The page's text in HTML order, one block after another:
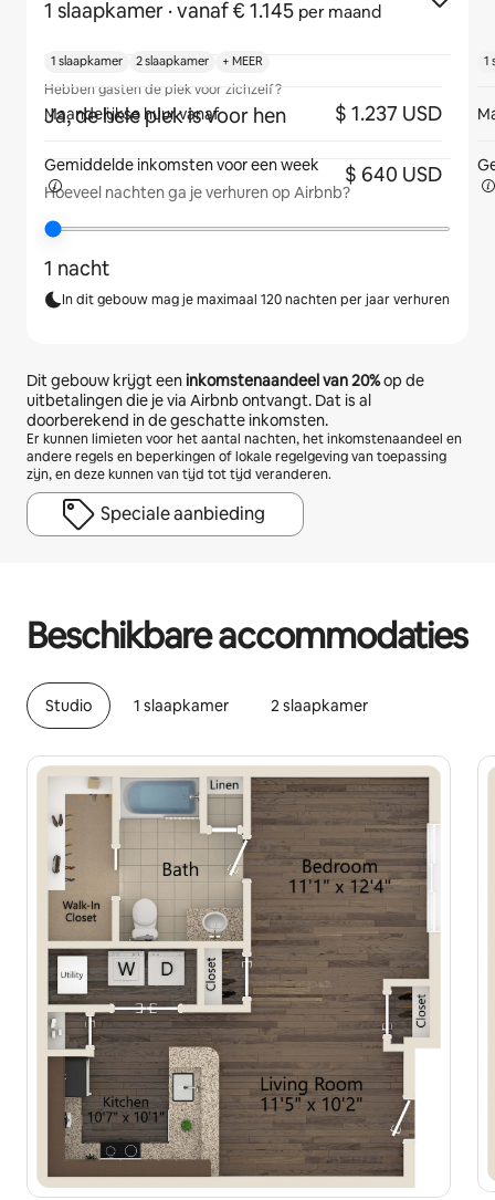
1 slaapkamer · vanaf € 1.145 per maand
Hebben gasten de plek voor zichzelf?
Ja, de hele plek is voor hen
Hoeveel nachten ga je verhuren op Airbnb?
1 nacht
In dit gebouw mag je maximaal 120 nachten per jaar verhuren
Dit gebouw krijgt eeninkomstenaandeel van20%op de
uitbetalingen die je via Airbnb ontvangt. Dat is al
doorberekend in de geschatte inkomsten.
Er kunnen limieten voor het aantal nachten, het inkomstenaandeel en
andere regels en beperkingen of lokale regelgeving van toepassing
zijn, en deze kunnen van tijd tot tijd veranderen.
Speciale aanbieding
Beschikbare accommodaties
Studio 1 slaapkamer 2 slaapkamer
1 slaapkamer 2 slaapkamer + MEER
Maandelijkse huur vanaf $ 1.237 USD
Gemiddelde inkomsten vooreen week $ 640 USD
1